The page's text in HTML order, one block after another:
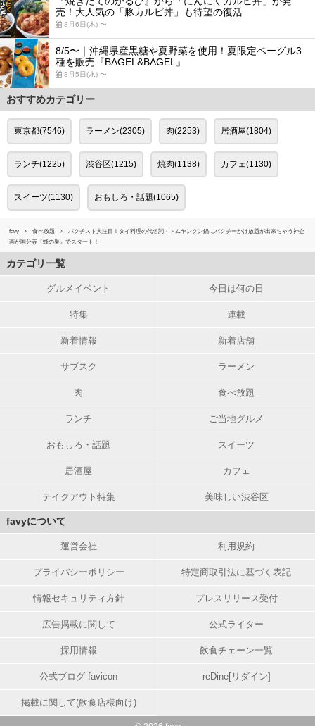
売！大人気の「豚カルビ丼」も待望の復活
8月6日(木) 〜
8/5〜｜沖縄県産黒糖や夏野菜を使用！夏限定ベーグル3
種を販売『BAGEL&BAGEL』
8月5日(水) 〜
おすすめカテゴリー
東京都(7546) ラーメン(2305) 肉(2253) 居酒屋(1804)
ランチ(1225) 渋谷区(1215) 焼肉(1138) カフェ(1130)
スイーツ(1130) おもしろ・話題(1065)
favy 食べ放題
パクチスト大注目！タイ料理の代名詞・トムヤンクン鍋にパクチーかけ放題が出来ちゃう神企
画が国分寺『蜂の巣』でスタート！
カテゴリ一覧
グルメイベント 今日は何の日
特集 連載
新着情報 新着店舗
サブスク ラーメン
肉 食べ放題
ランチ ご当地グルメ
おもしろ・話題 スイーツ
居酒屋 カフェ
テイクアウト特集 美味しい渋谷区
favyについて
運営会社 利用規約
プライバシーポリシー 特定商取引法に基づく表記
情報セキュリティ方針 プレスリリース受付
広告掲載に関して 公式ライター
採用情報 飲食チェーン一覧
公式ブログ favicon reDine[リダイン]
掲載に関して(飲食店様向け)